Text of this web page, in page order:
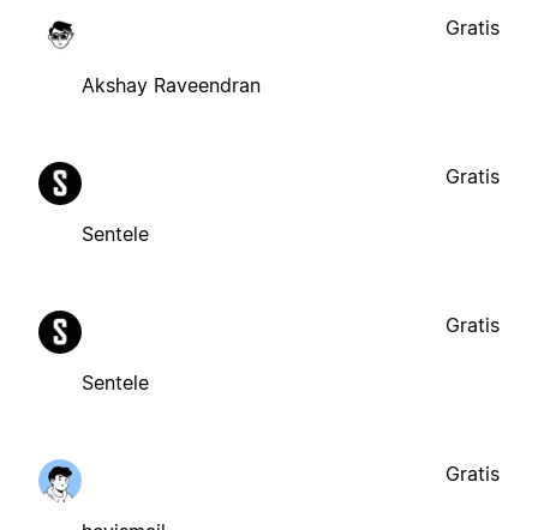
Akshay Raveendran
Gratis
Sentele
Gratis
Sentele
Gratis
Gratis